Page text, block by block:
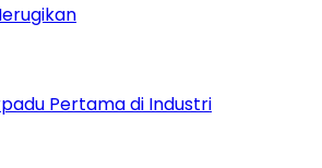
Pertama di Industri